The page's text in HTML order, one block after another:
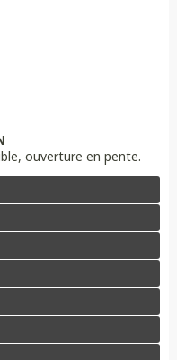
ouverture en pente.